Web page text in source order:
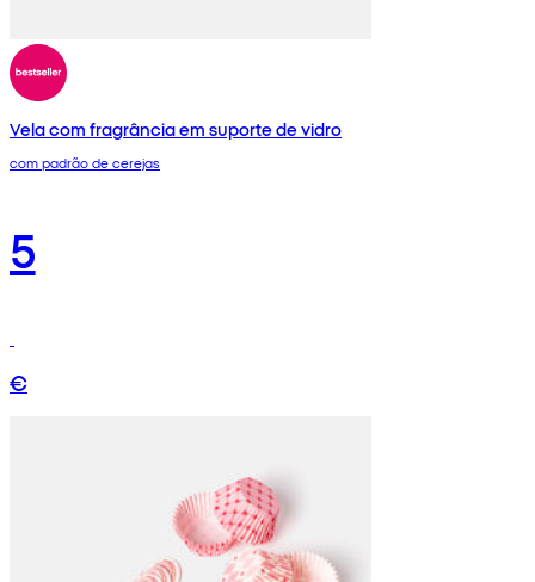
Vela com fragrância em suporte de vidro
com padrão de cerejas
5
€